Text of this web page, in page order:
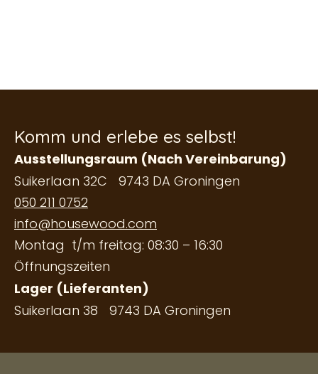
Komm und erlebe es selbst!
Ausstellungsraum (Nach Vereinbarung)
Suikerlaan 32C 9743 DA Groningen
050 211 0752
info@housewood.com
Montag t/m freitag: 08:30 – 16:30
Öffnungszeiten
Lager (Lieferanten)
Suikerlaan 38 9743 DA Groningen